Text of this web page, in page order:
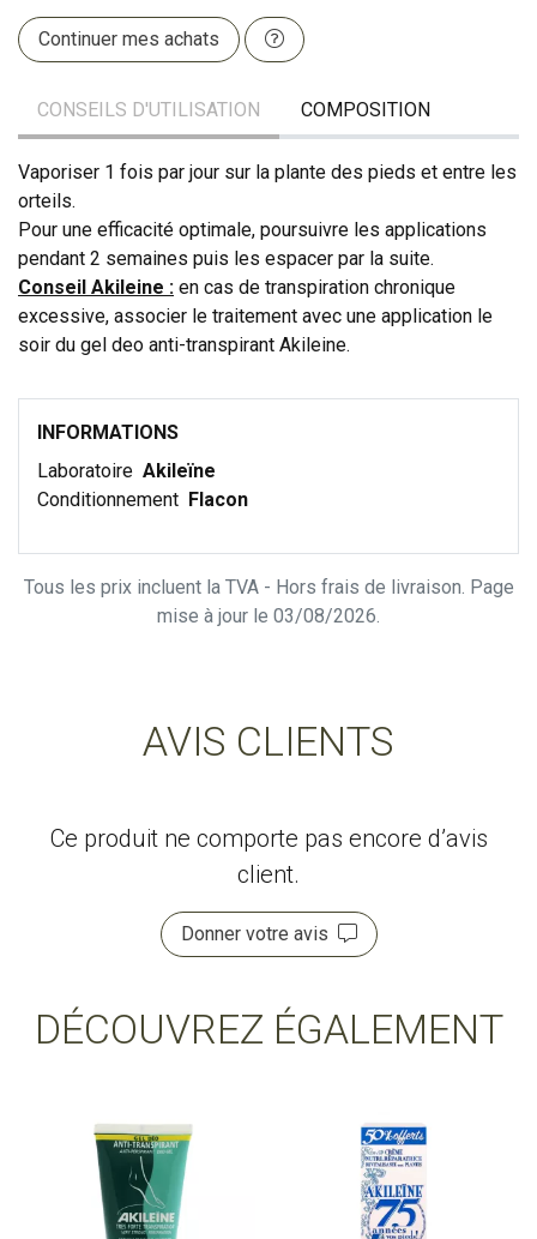
Continuer mes achats
CONSEILS D'UTILISATION COMPOSITION
Vaporiser 1 fois par jour sur la plante des pieds et entre les
orteils.
Pour une efficacité optimale, poursuivre les applications
pendant 2 semaines puis les espacer par la suite.
Conseil Akileine : en cas de transpiration chronique
excessive, associer le traitement avec une application le
soir du gel deo anti-transpirant Akileine.
INFORMATIONS
Laboratoire Akileïne
Conditionnement Flacon
Tous les prix incluent la TVA - Hors frais de livraison. Page
mise à jour le 03/08/2026.
AVIS CLIENTS
Ce produit ne comporte pas encore d’avis
client.
Donner votre avis
DÉCOUVREZ ÉGALEMENT